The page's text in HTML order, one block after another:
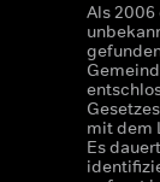
Als 2006
mit dem
Es